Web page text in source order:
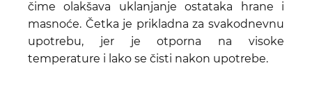
čime olakšava uklanjanje ostataka hrane i
masnoće. Četka je prikladna za svakodnevnu
upotrebu, jer je otporna na visoke
temperature i lako se čisti nakon upotrebe.